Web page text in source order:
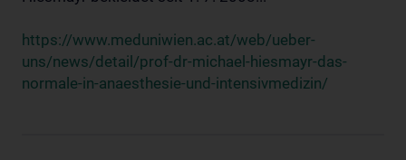
https://www.meduniwien.ac.at/web/ueber-
uns/news/detail/prof-dr-michael-hiesmayr-das-
normale-in-anaesthesie-und-intensivmedizin/